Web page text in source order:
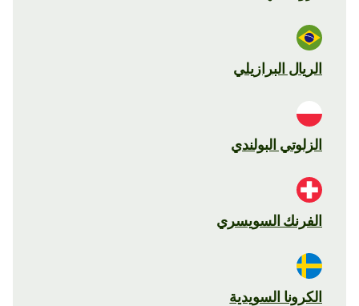
الريال البرازيلي
الزلوتي البولندي
الفرنك السويسري
الكرونا السويدية